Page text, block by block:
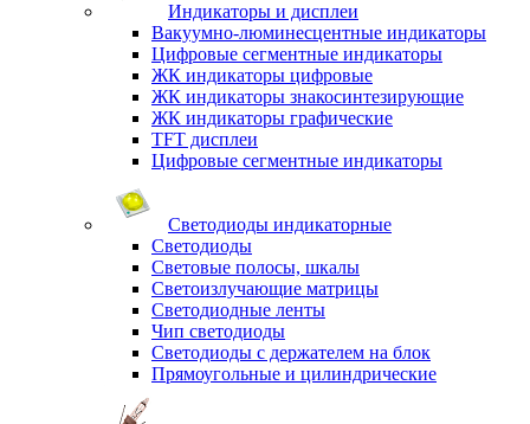
Индикаторы и дисплеи
Вакуумно-люминесцентные индикаторы
Цифровые сегментные индикаторы
ЖК индикаторы цифровые
ЖК индикаторы знакосинтезирующие
ЖК индикаторы графические
TFT дисплеи
Цифровые сегментные индикаторы
Светодиоды индикаторные
Светодиоды
Световые полосы, шкалы
Светоизлучающие матрицы
Светодиодные ленты
Чип светодиоды
Светодиоды с держателем на блок
Прямоугольные и цилиндрические